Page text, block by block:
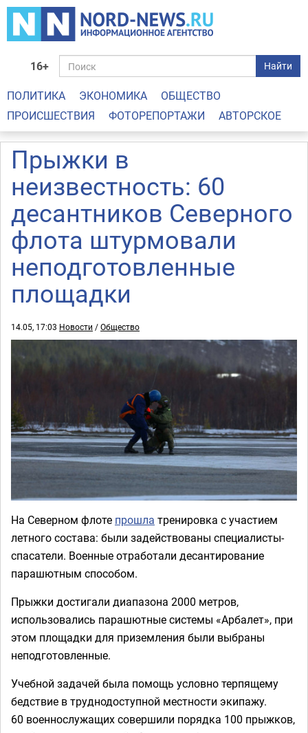
16+ Найти
ПОЛИТИКА ЭКОНОМИКА
ОБЩЕСТВО
ПРОИСШЕСТВИЯ
ФОТОРЕПОРТАЖИ АВТОРСКОЕ
Прыжки в
неизвестность: 60
десантников Северного
флота штурмовали
неподготовленные
площадки
14.05, 17:03 Новости /Общество
На Северном флоте прошла тренировка с участием
летного состава: были задействованы специалисты-
спасатели. Военные отработали десантирование
парашютным способом.
Прыжки достигали диапазона 2000 метров,
использовались парашютные системы «Арбалет», при
этом площадки для приземления были выбраны
неподготовленные.
Учебной задачей была помощь условно терпящему
бедствие в труднодоступной местности экипажу.
60 военнослужащих совершили порядка 100 прыжков,